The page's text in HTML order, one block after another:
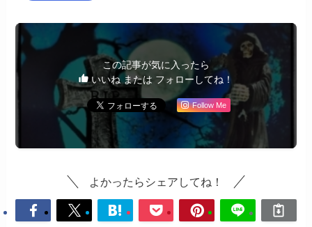
この記事が気に入ったら
いいね または フォローしてね！
Follow Me
よかったらシェアしてね！